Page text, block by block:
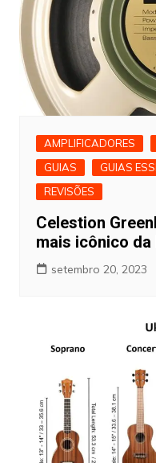
AMPLIFICADORES
GUIAS
GUIAS
REVISÕES
Celestion
mais icônico
setembro 20, 2023